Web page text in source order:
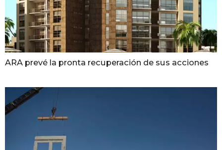
ARA prevé la pronta recuperación de sus acciones